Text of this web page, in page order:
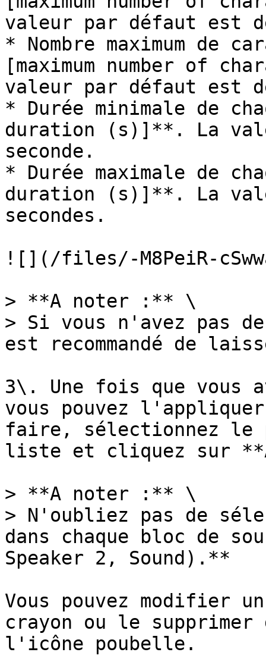
valeur par défaut est
* Nombre maximum de
[maximum number of
valeur par défaut est
* Durée minimale de
duration (s)]**. La
seconde.
* Durée maximale de
duration (s)]**. La
secondes.
![](/files/-M8PeiR-
> **A noter :** \
> Si vous n'avez pas
est recommandé de
3\. Une fois que vous
vous pouvez
faire, sélectionnez le
liste et cliquez sur
> **A noter :** \
> N'oubliez pas de
dans chaque bloc de
Speaker 2, Sound).**
Vous pouvez modifier
crayon ou le
l'icône poubelle.